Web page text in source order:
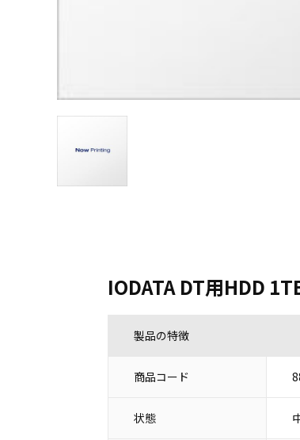
IODATA DT用HDD
製品の特徴
商品コード
状態